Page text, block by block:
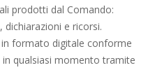
prodotti dal Comando:
e ricorsi.
formato digitale conforme
qualsiasi momento tramite